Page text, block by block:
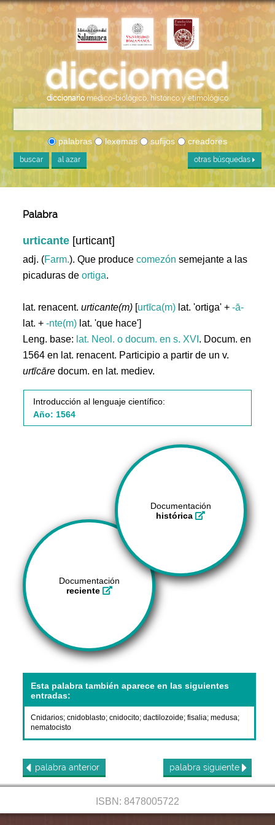
diccionario médico-biológico, histórico y etimológico
palabras lexemas sufijos creadores
buscar al azar otras búsquedas
Palabra
urticante [urticant]
adj. (Farm.). Que producecomezón semejante a las
picaduras deortiga.
lat. renacent.urticante(m) [urtīca(m) lat. 'ortiga' +-ā-
lat. +-nte(m) lat. 'que hace']
Leng. base: lat. Neol. o docum. en s. XVI . Docum. en
1564 en lat. renacent. Participio a partir de un v.
urtīcāre docum. en lat. mediev.
Introducción al lenguaje científico:
Año: 1564
Documentación
histórica
Documentación
reciente
Esta palabra también aparece en las siguientes
entradas:
Cnidarios;cnidoblasto;cnidocito;dactilozoide;fisalia;medusa;
nematocisto
palabra anterior palabra siguiente
ISBN: 8478005722